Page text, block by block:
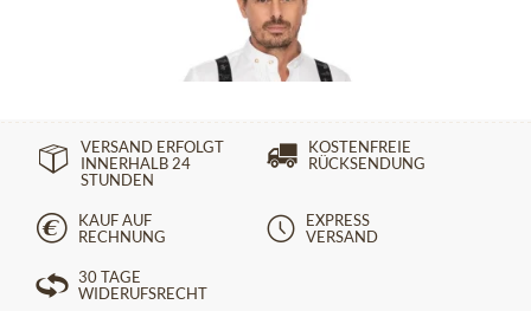
44,90 €
VERSAND ERFOLGT
INNERHALB 24
STUNDEN
KOSTENFREIE
RÜCKSENDUNG
KAUF AUF
RECHNUNG
EXPRESS
VERSAND
30 TAGE
WIDERUFSRECHT